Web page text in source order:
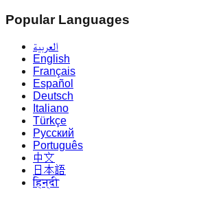
Popular Languages
العربية
English
Français
Español
Deutsch
Italiano
Türkçe
Русский
Português
中文
日本語
हिन्दी